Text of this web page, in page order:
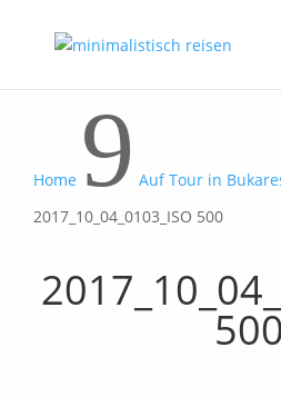
Home 9 Auf Tour in
2017_10_04_0103_ISO 500
500